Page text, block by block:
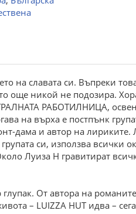
славата си. Въпреки
още никой не подозира.
РАБОТИЛНИЦА, освен
на върха е постпънк
дама и автор на лириките.
си, използва всички
Луиза Н гравитират
глупак. От автора на
– LUIZZA HUT идва –